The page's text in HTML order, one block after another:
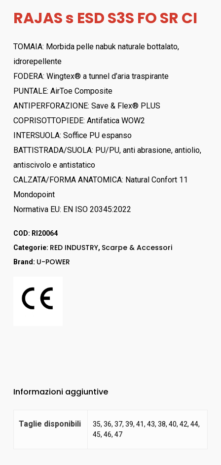
RAJAS s ESD S3S FO SR CI
TOMAIA: Morbida pelle nabuk naturale bottalato,
idrorepellente
FODERA: Wingtex® a tunnel d’aria traspirante
PUNTALE: AirToe Composite
ANTIPERFORAZIONE: Save & Flex® PLUS
COPRISOTTOPIEDE: Antifatica WOW2
INTERSUOLA: Soffice PU espanso
BATTISTRADA/SUOLA: PU/PU, anti abrasione, antiolio,
antiscivolo e antistatico
CALZATA/FORMA ANATOMICA: Natural Confort 11
Mondopoint
Normativa EU: EN ISO 20345:2022
COD: RI20064
Categorie: RED INDUSTRY, Scarpe & Accessori
Brand: U-POWER
Informazioni aggiuntive
Taglie disponibili
35, 36, 37, 39, 41, 43, 38, 40, 42, 44,
45, 46, 47